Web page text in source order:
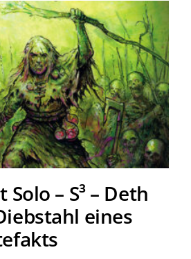
Solo – S³ – Deth
Diebstahl eines
Artefakts
– S³ – Deth
eines